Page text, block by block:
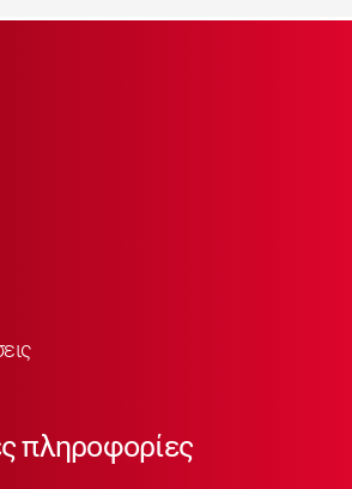
πληροφορίες